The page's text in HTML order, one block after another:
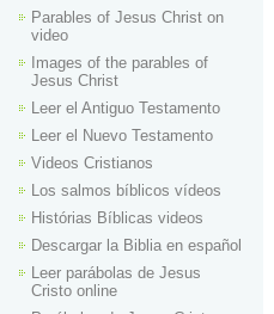
Parables of Jesus Christ on
video
Images of the parables of
Jesus Christ
Leer el Antiguo Testamento
Leer el Nuevo Testamento
Videos Cristianos
Los salmos bíblicos vídeos
Histórias Bíblicas videos
Descargar la Biblia en español
Leer parábolas de Jesus
Cristo online